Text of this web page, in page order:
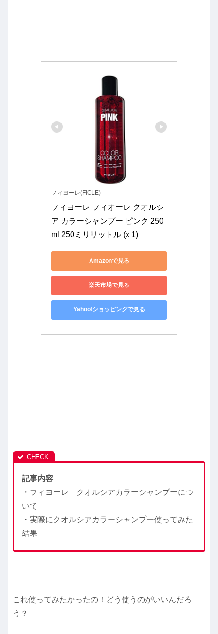
フィヨーレ(FIOLE)
フィヨーレ フィオーレ クオルシ
ア カラーシャンプー ピンク 250
ml 250ミリリットル (x 1)
Amazonで見る
楽天市場で見る
Yahoo!ショッピングで見る
記事内容
・フィヨーレ クオルシアカラーシャンプーにつ
いて
・実際にクオルシアカラーシャンプー使ってみた
結果
これ使ってみたかったの！どう使うのがいいんだろ
う？